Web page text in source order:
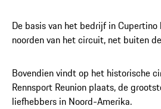
De basis van het bedrijf in
noorden van het circuit, net buiten
Bovendien vindt op het historische
Rennsport Reunion plaats, de
liefhebbers in Noord-Amerika.